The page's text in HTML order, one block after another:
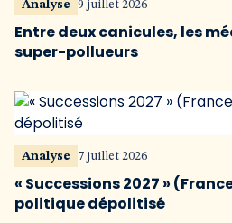
Analyse 9 juillet 2026
Entre deux canicules, les
super-pollueurs
Analyse 7 juillet 2026
« Successions 2027 »
politique dépolitisé